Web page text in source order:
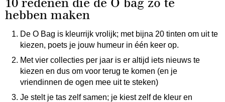
10 redenen die de O bag zo te
hebben maken
De O Bag is kleurrijk vrolijk; met bijna 20 tinten om uit te
kiezen, poets je jouw humeur in één keer op.
Met vier collecties per jaar is er altijd iets nieuws te
kiezen en dus om voor terug te komen (en je
vriendinnen de ogen mee uit te steken)
Je stelt je tas zelf samen; je kiest zelf de kleur en